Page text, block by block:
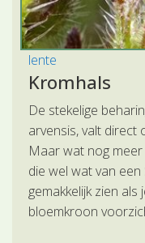
lente
Kromhals
De stekelige
arvensis, valt direct
Maar wat nog
die wel wat van
gemakkelijk zien
bloemkroon